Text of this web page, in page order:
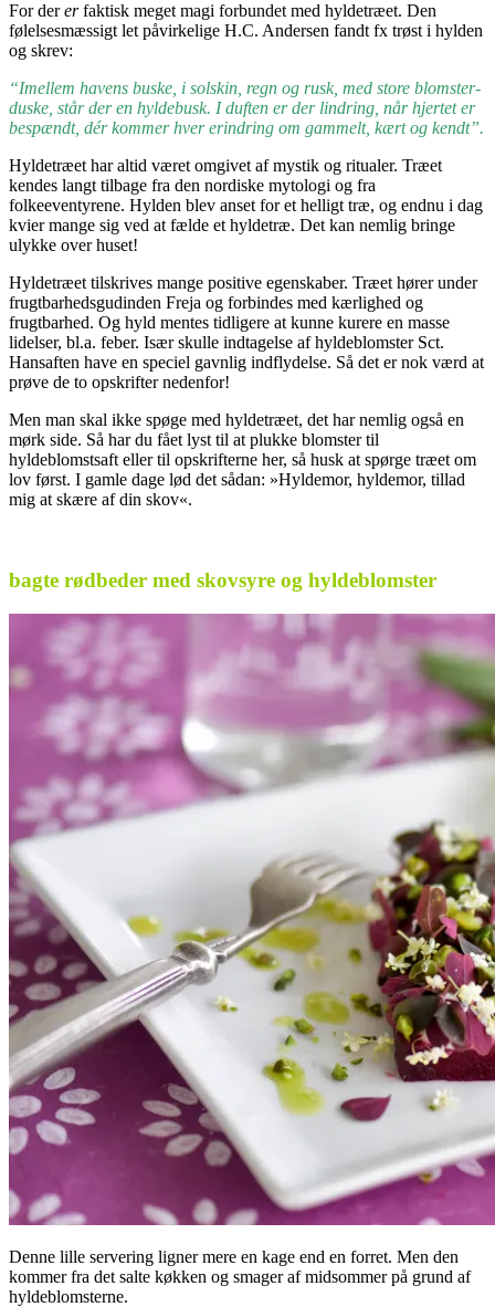
For dererfaktisk meget magi forbundet med hyldetræet. Den
følelsesmæssigt let påvirkelige H.C. Andersen fandt fx trøst i hylden
og skrev:
“Imellem havens buske, i solskin, regn og rusk, med store blomster-
duske, står der en hyldebusk. I duften er der lindring, når hjertet er
bespændt, dér kommer hver erindring om gammelt, kært og kendt”.
Hyldetræet har altid været omgivet af mystik og ritualer. Træet
kendes langt tilbage fra den nordiske mytologi og fra
folkeeventyrene. Hylden blev anset for et helligt træ, og endnu i dag
kvier mange sig ved at fælde et hyldetræ. Det kan nemlig bringe
ulykke over huset!
Hyldetræet tilskrives mange positive egenskaber. Træet hører under
frugtbarhedsgudinden Freja og forbindes med kærlighed og
frugtbarhed. Og hyld mentes tidligere at kunne kurere en masse
lidelser, bl.a. feber. Især skulle indtagelse af hyldeblomster Sct.
Hansaften have en speciel gavnlig indflydelse. Så det er nok værd at
prøve de to opskrifter nedenfor!
Men man skal ikke spøge med hyldetræet, det har nemlig også en
mørk side. Så har du fået lyst til at plukke blomster til
hyldeblomstsaft eller til opskrifterne her, så husk at spørge træet om
lov først. I gamle dage lød det sådan: »Hyldemor, hyldemor, tillad
mig at skære af din skov«.
bagte rødbeder med skovsyre og hyldeblomster
Denne lille servering ligner mere en kage end en forret. Men den
kommer fra det salte køkken og smager af midsommer på grund af
hyldeblomsterne.